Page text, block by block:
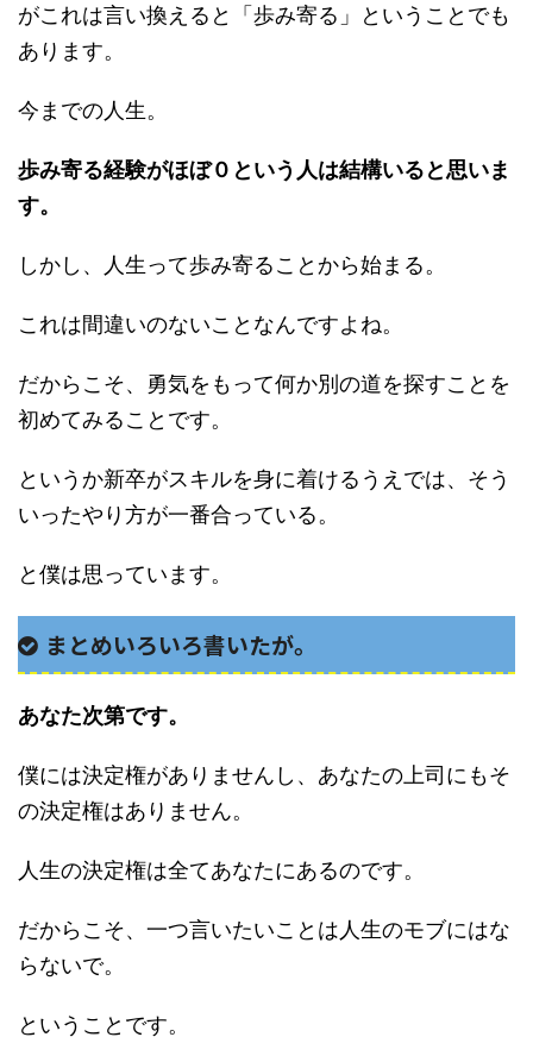
がこれは言い換えると「歩み寄る」ということでも
あります。
今までの人生。
歩み寄る経験がほぼ０という人は結構いると思いま
す。
しかし、人生って歩み寄ることから始まる。
これは間違いのないことなんですよね。
だからこそ、勇気をもって何か別の道を探すことを
初めてみることです。
というか新卒がスキルを身に着けるうえでは、そう
いったやり方が一番合っている。
と僕は思っています。
まとめいろいろ書いたが。
あなた次第です。
僕には決定権がありませんし、あなたの上司にもそ
の決定権はありません。
人生の決定権は全てあなたにあるのです。
だからこそ、一つ言いたいことは人生のモブにはな
らないで。
ということです。